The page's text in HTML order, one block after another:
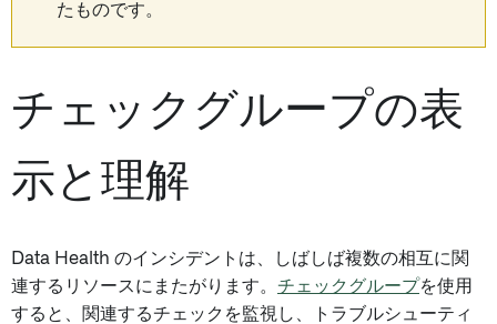
たものです。
チェックグループの表
示と理解
Data Health のインシデントは、しばしば複数の相互に関
連するリソースにまたがります。 チェックグループを使用
すると、関連するチェックを監視し、トラブルシューティ